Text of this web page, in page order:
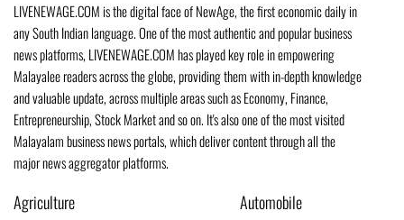
LIVENEWAGE.COM is the digital face of NewAge, the first economic daily in
any South Indian language. One of the most authentic and popular business
news platforms, LIVENEWAGE.COM has played key role in empowering
Malayalee readers across the globe, providing them with in-depth knowledge
and valuable update, across multiple areas such as Economy, Finance,
Entrepreneurship, Stock Market and so on. It's also one of the most visited
Malayalam business news portals, which deliver content through all the
major news aggregator platforms.
Agriculture
Automobile